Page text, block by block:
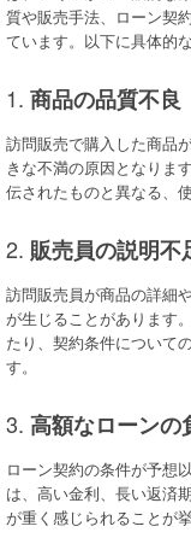
質や販売手法、ローン契
ています。以下に具体的
1. 商品の品質不良
訪問販売で購入した商品
きな不満の原因となりま
伝されたものと異なる、
2. 販売員の説明不
訪問販売員が商品の詳細
が生じることがあります
たり、契約条件について
す。
3. 高額なローンの
ローン契約の条件が予想
は、高い金利、長い返済
が重く感じられることが